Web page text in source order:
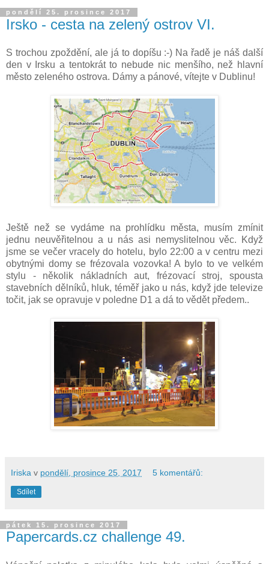
pondělí 25. prosince 2017
Irsko - cesta na zelený ostrov VI.
S trochou zpoždění, ale já to dopíšu :-) Na řadě je náš další
den v Irsku a tentokrát to nebude nic menšího, než hlavní
město zeleného ostrova. Dámy a pánové, vítejte v Dublinu!
Ještě než se vydáme na prohlídku města, musím zmínit
jednu neuvěřitelnou a u nás asi nemyslitelnou věc. Když
jsme se večer vracely do hotelu, bylo 22:00 a v centru mezi
obytnými domy se frézovala vozovka! A bylo to ve velkém
stylu - několik nákladních aut, frézovací stroj, spousta
stavebních dělníků, hluk, téměř jako u nás, když jde televize
točit, jak se opravuje v poledne D1 a dá to vědět předem..
Iriska v pondělí, prosince 25, 2017 5 komentářů:
Sdílet
pátek 15. prosince 2017
Papercards.cz challenge 49.